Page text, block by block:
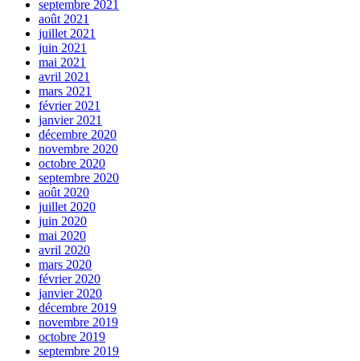
septembre 2021
août 2021
juillet 2021
juin 2021
mai 2021
avril 2021
mars 2021
février 2021
janvier 2021
décembre 2020
novembre 2020
octobre 2020
septembre 2020
août 2020
juillet 2020
juin 2020
mai 2020
avril 2020
mars 2020
février 2020
janvier 2020
décembre 2019
novembre 2019
octobre 2019
septembre 2019